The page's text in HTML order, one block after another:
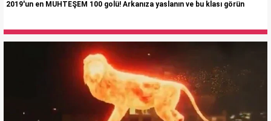
2019'un en MUHTEŞEM 100 golü! Arkanıza yaslanın ve bu klası görün